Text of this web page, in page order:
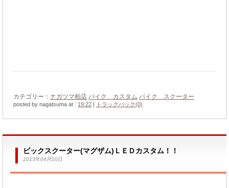
カテゴリー： ナガツマ柏店 バイク カスタム バイク スクーター
posted by nagatsuma at : 19:22 | トラックバック(0)
ビックスクーター(マグザム)ＬＥＤカスタム！！
2013年04月20日